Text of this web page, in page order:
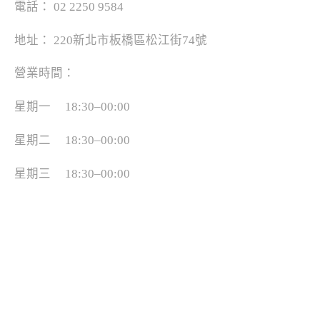
電話： 02 2250 9584
地址： 220新北市板橋區松江街74號
營業時間：
星期一 18:30–00:00
星期二 18:30–00:00
星期三 18:30–00:00